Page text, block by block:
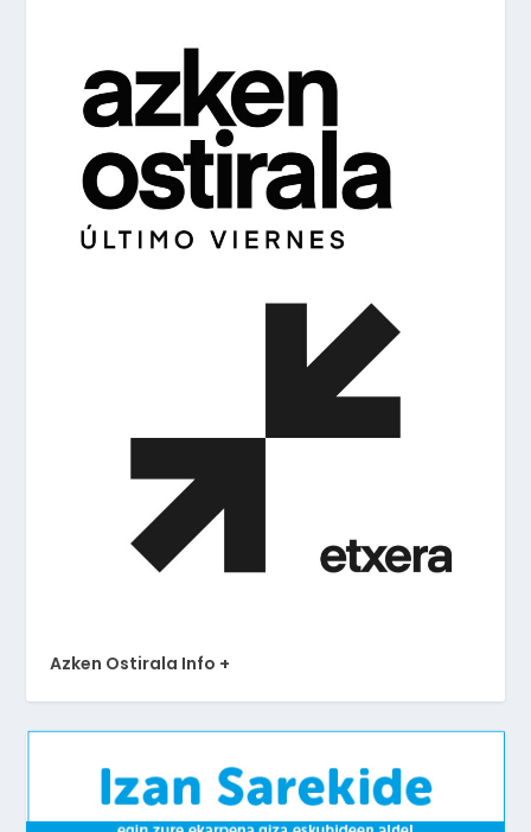
Azken Ostirala Info +